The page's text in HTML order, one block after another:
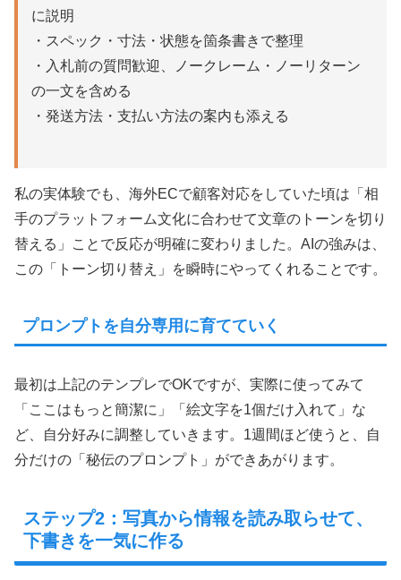
に説明
・スペック・寸法・状態を箇条書きで整理
・入札前の質問歓迎、ノークレーム・ノーリターン
の一文を含める
・発送方法・支払い方法の案内も添える
私の実体験でも、海外ECで顧客対応をしていた頃は「相
手のプラットフォーム文化に合わせて文章のトーンを切り
替える」ことで反応が明確に変わりました。AIの強みは、
この「トーン切り替え」を瞬時にやってくれることです。
プロンプトを自分専用に育てていく
最初は上記のテンプレでOKですが、実際に使ってみて
「ここはもっと簡潔に」「絵文字を1個だけ入れて」な
ど、自分好みに調整していきます。1週間ほど使うと、自
分だけの「秘伝のプロンプト」ができあがります。
ステップ2：写真から情報を読み取らせて、
下書きを一気に作る